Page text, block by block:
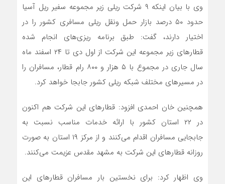
وی با بیان اینکه ۹ شرکت ریلی زیر مجموعه سفیر ریل آسیا
حدود ۵۰ درصد بازار حمل ونقل ریلی مسافری کشور را در
اختیار دارند، گفت: طبق برنامه ریزی‌های انجام شده
قطار‌های زیر مجموعه این شرکت از اول دی تا ۲۴ اسفند ماه
سال جاری در مجموع با ۵ هزار و ۸۰۰ رام قطار، مسافران را
در مسیر‌های مختلف شبکه ریلی کشور جابجا خواهد کرد.
همچنین خان احمدی افزود: قطار‌های این شرکت هم اکنون
در ۲۲ استان کشور با ارائه خدمات مناسب نسبت به
جابجایی مسافران اقدام می‌کنند و از مرکز ۱۹ استان به صورت
روزانه قطار‌های این شرکت به مشهد مقدس عزیمت می‌کنند.
وی اظهار کرد: برای نخستین بار مسافران قطار‌های این